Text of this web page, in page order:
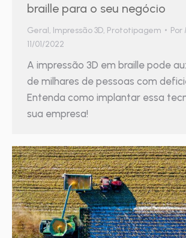
braille para o seu negócio
Geral, Impressão 3D, Prototipagem Por
11/01/2022
A impressão 3D em braille pode
de milhares de pessoas com
Entenda como implantar essa
sua empresa!